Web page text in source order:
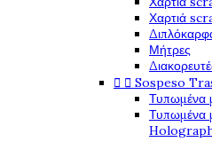
Χαρτιά
Μήτρες
  Sospeso
Τυπωμένα
Τυπωμένα